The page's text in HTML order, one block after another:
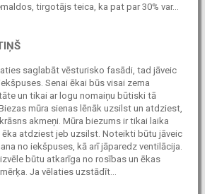
tirgotājs teica, ka pat par 30% var...
saglabāt vēsturisko fasādi, tad jāveic
Senai ēkai būs visai zema
un tikai ar logu nomaiņu būtiski tā
mūra sienas lēnāk uzsilst un atdziest,
akmeņi. Mūra biezums ir tikai laika
atdziest jeb uzsilst. Noteikti būtu jāveic
no iekšpuses, kā arī jāparedz ventilācija.
būtu atkarīga no rosības un ēkas
Ja vēlaties uzstādīt...